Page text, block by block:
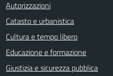
Autorizzazioni
Catasto e urbanistica
Cultura e tempo libero
Educazione e formazione
Giustizia e sicurezza pubblica